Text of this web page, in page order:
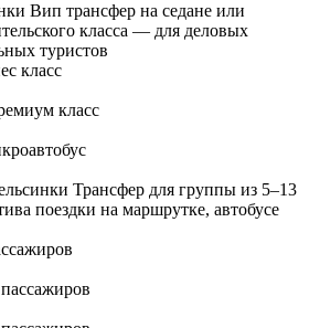
Вип трансфер на седане или
класса — для деловых
туристов
класс
класс
Трансфер для группы из 5–13
поездки на маршрутке, автобусе